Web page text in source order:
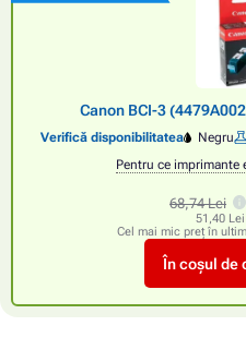
Canon BCI-3
Verifică disponibilitatea Negru
Pentru ce
68,74 Lei
51,40
Cel mai mic preț în
În coșul de